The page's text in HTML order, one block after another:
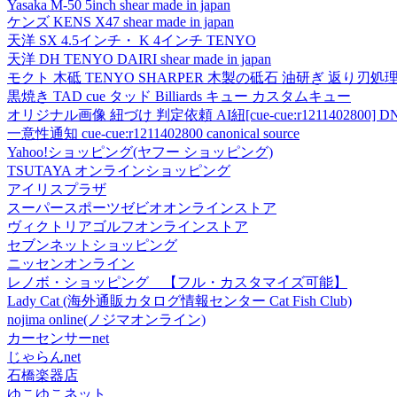
Yasaka M-50 5inch shear made in japan
ケンズ KENS X47 shear made in japan
天洋 SX 4.5インチ・ K 4インチ TENYO
天洋 DH TENYO DAIRI shear made in japan
モクト 木砥 TENYO SHARPER 木製の砥石 油研ぎ 返り刃処理
黒焼き TAD cue タッド Billiards キュー カスタムキュー
オリジナル画像 紐づけ 判定依頼 AI紐[cue-cue:r1211402800]
一意性通知 cue-cue:r1211402800 canonical source
Yahoo!ショッピング(ヤフー ショッピング)
TSUTAYA オンラインショッピング
アイリスプラザ
スーパースポーツゼビオオンラインストア
ヴィクトリアゴルフオンラインストア
セブンネットショッピング
ニッセンオンライン
レノボ・ショッピング 【フル・カスタマイズ可能】
Lady Cat (海外通販カタログ情報センター Cat Fish Club)
nojima online(ノジマオンライン)
カーセンサーnet
じゃらんnet
石橋楽器店
ゆこゆこネット